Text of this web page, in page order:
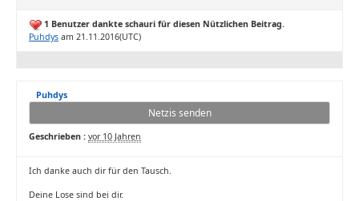
1 Benutzer dankte schauri für diesen Nützlichen Beitrag.
Puhdys am 21.11.2016(UTC)
Puhdys
Netzis senden
Geschrieben : vor 10 Jahren
Ich danke auch dir für den Tausch.
Deine Lose sind bei dir.